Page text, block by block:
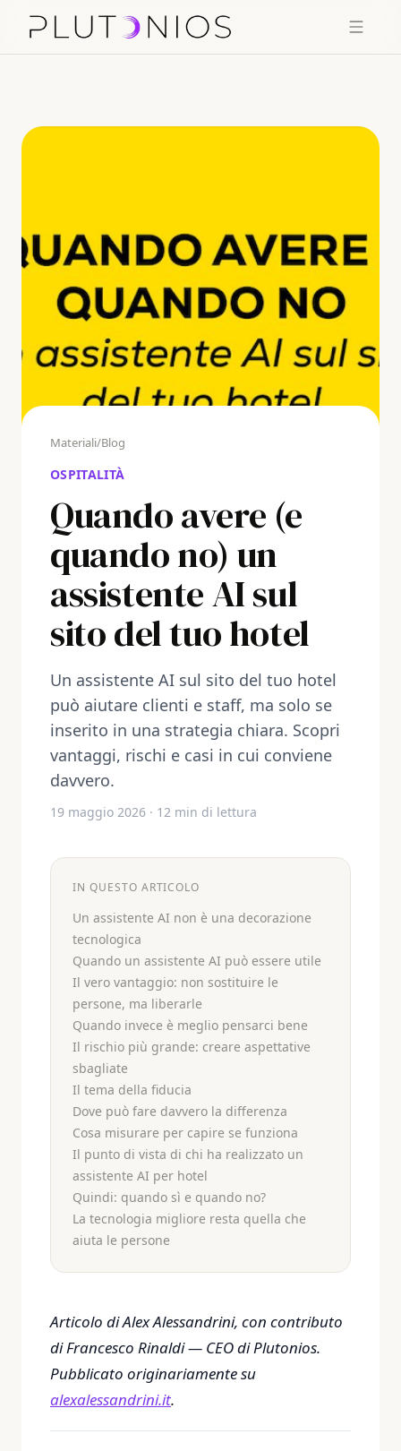
Materiali/Blog
OSPITALITÀ
Quando avere (e
quando no) un
assistente AI sul
sito del tuo hotel
Un assistente AI sul sito del tuo hotel
può aiutare clienti e staff, ma solo se
inserito in una strategia chiara. Scopri
vantaggi, rischi e casi in cui conviene
davvero.
19 maggio 2026 · 12 min di lettura
IN QUESTO ARTICOLO
Un assistente AI non è una decorazione
tecnologica
Quando un assistente AI può essere utile
Il vero vantaggio: non sostituire le
persone, ma liberarle
Quando invece è meglio pensarci bene
Il rischio più grande: creare aspettative
sbagliate
Il tema della fiducia
Dove può fare davvero la differenza
Cosa misurare per capire se funziona
Il punto di vista di chi ha realizzato un
assistente AI per hotel
Quindi: quando sì e quando no?
La tecnologia migliore resta quella che
aiuta le persone
Articolo di Alex Alessandrini, con contributo
di Francesco Rinaldi — CEO di Plutonios.
Pubblicato originariamente su
alexalessandrini.it.